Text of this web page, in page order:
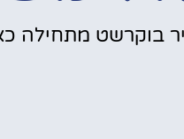
בוקרשט מתחילה